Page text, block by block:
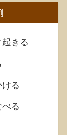
きる
る
る